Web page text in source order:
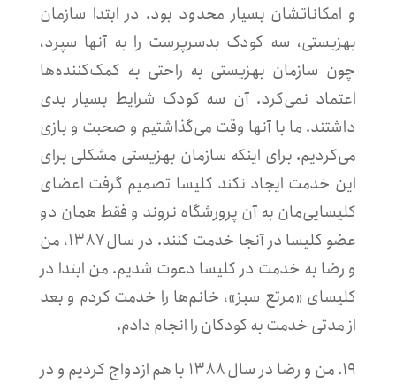
و امکاناتشان بسیار محدود بود. در ابتدا سازمان
بهزیستی، سه کودک بدسرپرست را به آنها سپرد،
چون سازمان بهزیستی به راحتی به کمک‌کننده‌ها
اعتماد نمی‌کرد. آن سه کودک شرایط بسیار بدی
داشتند. ما با آنها وقت می‌گذاشتیم و صحبت و بازی
می‌کردیم. برای اینکه سازمان بهزیستی مشکلی برای
این خدمت ایجاد نکند کلیسا تصمیم گرفت اعضای
کلیسایی‌مان به آن پرورشگاه نروند و فقط همان دو
عضو کلیسا در آنجا خدمت کنند. در سال ۱۳۸۷،
من
و رضا به خدمت در کلیسا دعوت شدیم. من ابتدا در
کلیسای «مرتع سبز»، خانم‌ها را خدمت کردم و بعد
از مدتی خدمت به کودکان را انجام دادم.
۱۹. من و رضا در سال ۱۳۸۸ با هم ازدواج کردیم و در